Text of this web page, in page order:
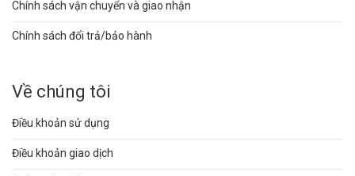
Chính sách vận chuyển và giao nhận
Chính sách đổi trả/bảo hành
Về chúng tôi
Điều khoản sử dụng
Điều khoản giao dịch